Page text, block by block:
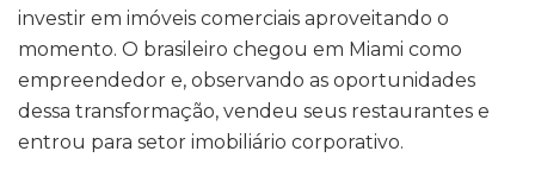
investir em imóveis comerciais aproveitando o
momento. O brasileiro chegou em Miami como
empreendedor e, observando as oportunidades
dessa transformação, vendeu seus restaurantes e
entrou para setor imobiliário corporativo.